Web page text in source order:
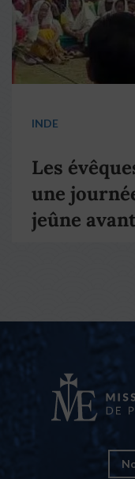
INDE
Les
une
jeûne